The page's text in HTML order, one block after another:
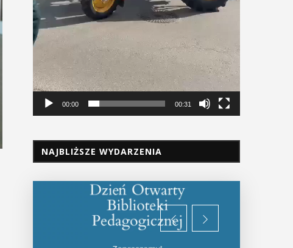
00:00 00:31
NAJBLIŻSZE WYDARZENIA